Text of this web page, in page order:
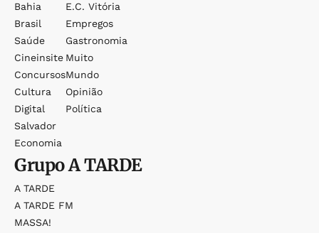
Bahia
Brasil
Saúde
Cineinsite
Concursos
Cultura
Digital
Salvador
Economia
E.c. Vitória
Empregos
Gastronomia
Muito
Mundo
Opinião
Política
GrupoA TARDE
A TARDE
A TARDE FM
MASSA!